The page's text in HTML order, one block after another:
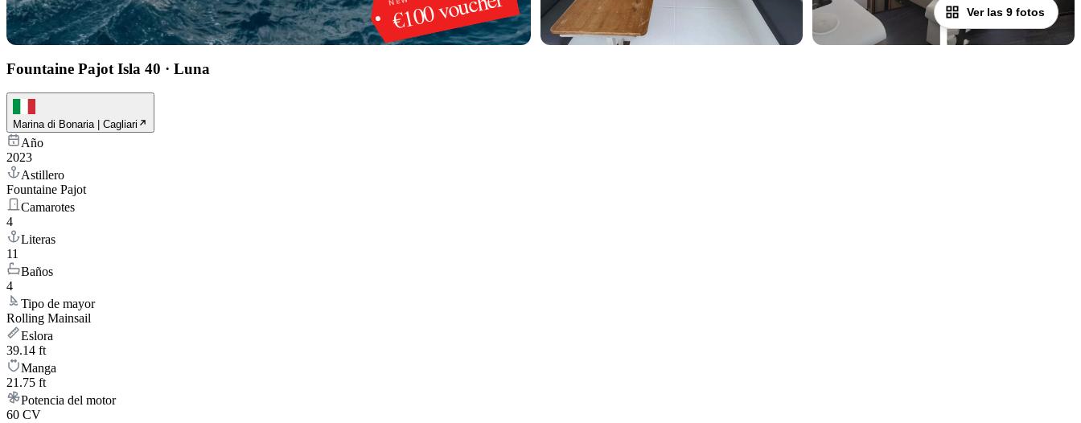
Ver las 9 fotos
Fountaine Pajot Isla 40 · Luna
Marina di Bonaria | Cagliari
Año
2023
Astillero
Fountaine Pajot
Camarotes
4
Literas
11
Baños
4
Tipo de mayor
Rolling Mainsail
Eslora
39.14 ft
Manga
21.75 ft
Potencia del motor
60 CV